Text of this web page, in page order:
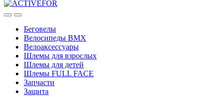
Беговелы
Велосипеды BMX
Велоаксессуары
Шлемы для взрослых
Шлемы для детей
Шлемы FULL FACE
Запчасти
Защита